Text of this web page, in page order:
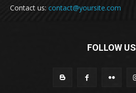
Contact us: contact@yoursite.com
FOLLOW US